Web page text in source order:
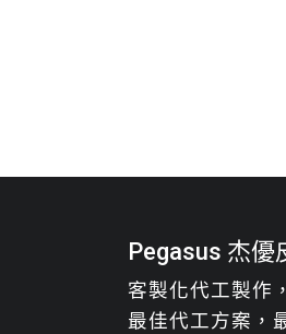
Pegasus 杰優
客製化代工製作
最佳代工方案，